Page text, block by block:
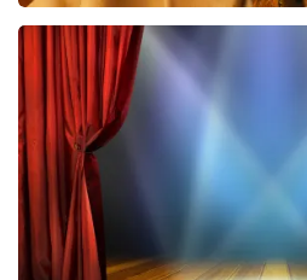
Teddy Swims
543 laatste 30 minuten
BESTEL NU